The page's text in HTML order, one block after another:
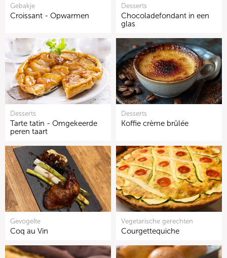
Gebakje
Croissant - Opwarmen
Desserts
Chocoladefondant in een
glas
Desserts
Tarte tatin - Omgekeerde
peren taart
Desserts
Koffie crème brûlée
Gevogelte
Coq au Vin
Vegetarische gerechten
Courgettequiche